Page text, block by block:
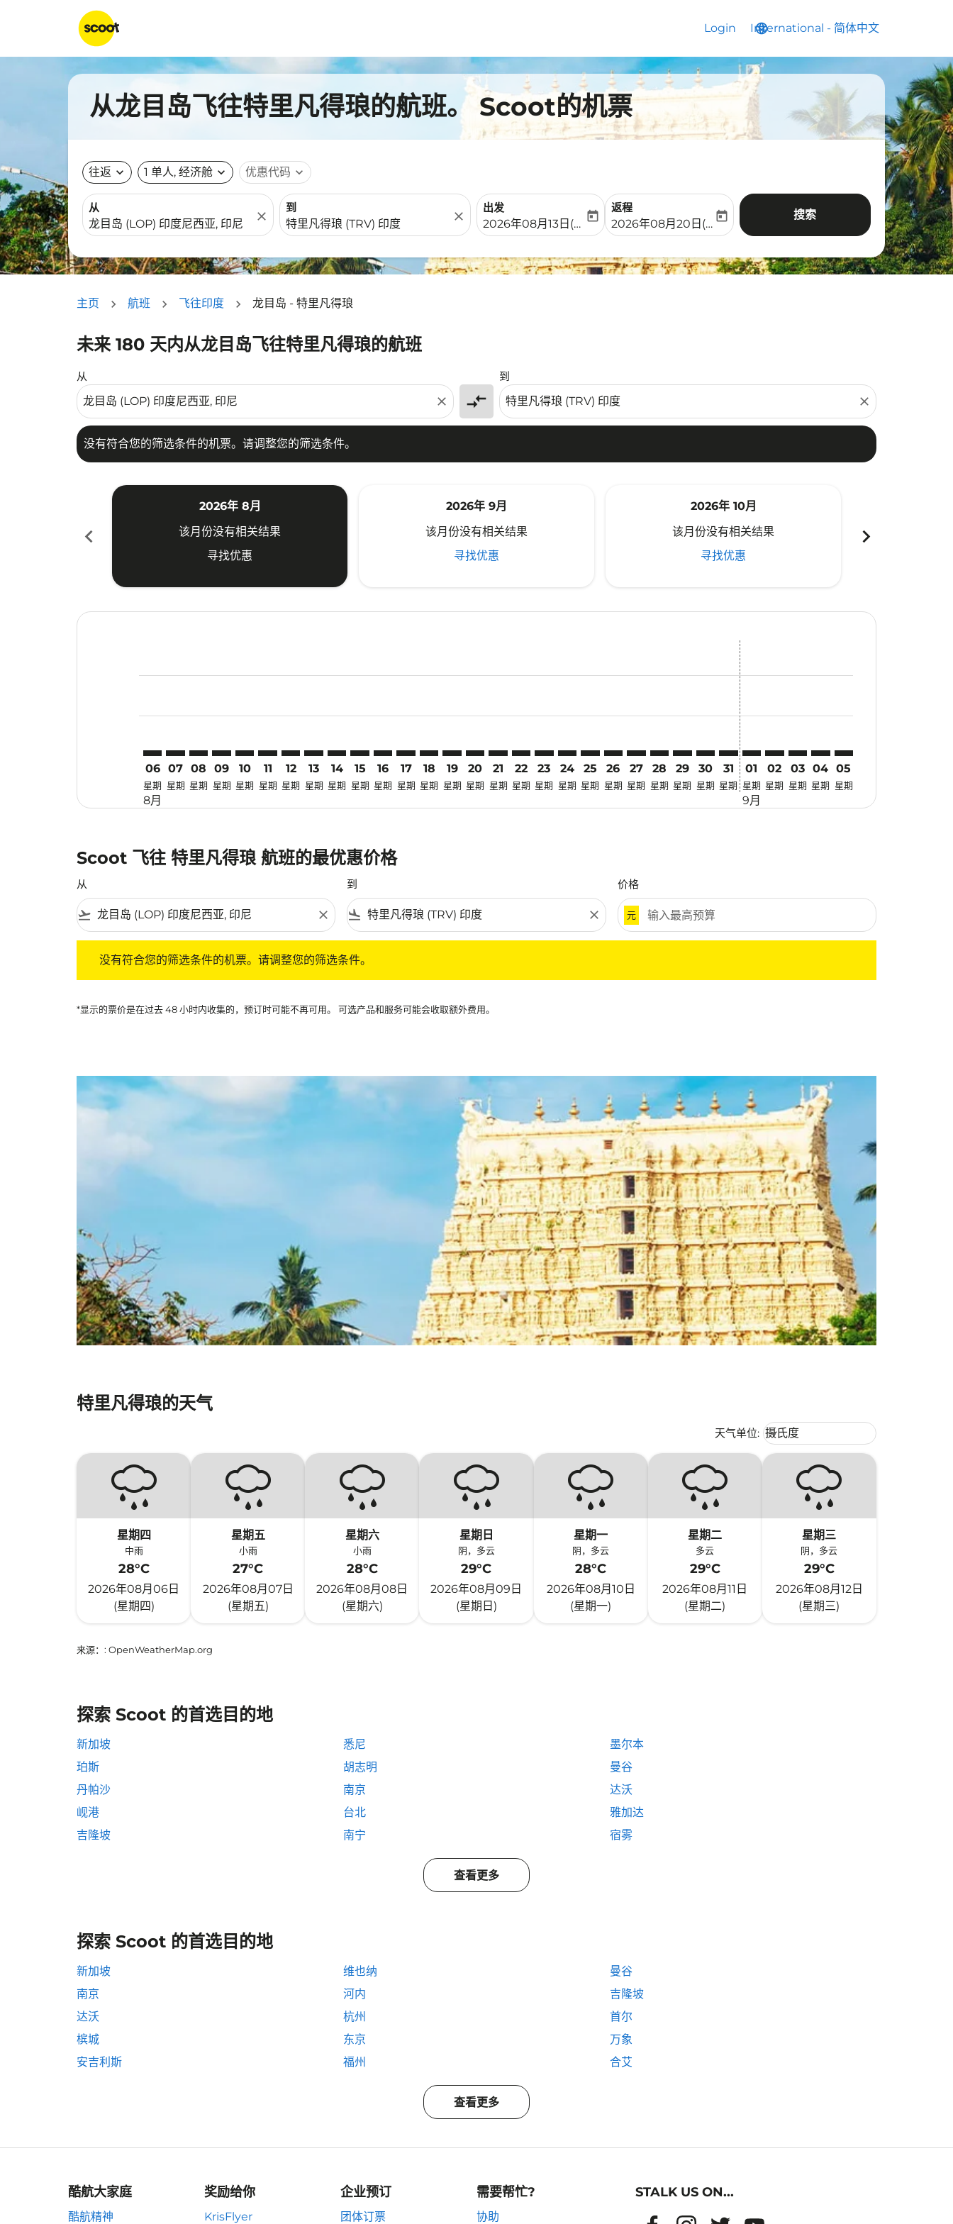
Login language
International - 简体中文
keyboard_arrow_down
从龙目岛飞往特里凡得琅的航班。 Scoot的机票
往返 expand_more 1 单人, 经济舱 expand_more 优惠代码 expand_more
从
close
到
close
出发
fc-booking-departure-date-aria-label
2026年08月13日(周四)
today
返程
fc-booking-return-date-aria-label
2026年08月20日(周四)
today 搜索
主页 航班 飞往印度 龙目岛 - 特里凡得琅
未来 180 天内从龙目岛飞往特里凡得琅的航班
从
close compare_arrows
到
close
没有符合您的筛选条件的机票。请调整您的筛选条件。
没有符合您的筛选条件的机票。请调整您的筛选条件。
chevron_left
2026年 8月
该月份没有相关结果
寻找优惠
2026年 9月
该月份没有相关结果
寻找优惠
2026年 10月
该月份没有相关结果
寻找优惠
chevron_right
06
星期
8月
07
星期
08
星期
09
星期
10
星期
11
星期
12
星期
13
星期
14
星期
15
星期
16
星期
17
星期
18
星期
19
星期
20
星期
21
星期
LOP–TRV: cmp-view-offers-disclaimer. 寻找优惠
22
星期
LOP–TRV: cmp-view-offers-disclaimer. 寻找优惠
23
星期
LOP–TRV: cmp-view-offers-disclaimer. 寻找优惠
24
星期
LOP–TRV: cmp-view-offers-disclaimer. 寻找优惠
25
星期
LOP–TRV: cmp-view-offers-disclaimer. 寻找优惠
26
星期
LOP–TRV: cmp-view-offers-disclaimer. 寻找优惠
27
星期
LOP–TRV: cmp-view-offers-disclaimer. 寻找优惠
28
星期
LOP–TRV: cmp-view-offers-disclaimer. 寻找优惠
29
星期
LOP–TRV: cmp-view-offers-disclaimer. 寻找优惠
30
星期
LOP–TRV: cmp-view-offers-disclaimer. 寻找
31
星期
01
星期
9月
02
星期
03
星期
04
星期
05
星期
Scoot 飞往 特里凡得琅 航班的最优惠价格
从
flight_takeoff close
到
flight_land close
价格
元
没有符合您的筛选条件的机票。请调整您的筛选条件。
*显示的票价是在过去 48 小时内收集的，预订时可能不再可用。 可选产品和服务可能会收取额外费用。
特里凡得琅的天气
天气单位: Weather unit option 摄氏度
摄氏度
keyboard_arrow_down
星期四
中雨
28°C
2026年08月06日
(星期四)
星期五
小雨
27°C
2026年08月07日
(星期五)
星期六
小雨
28°C
2026年08月08日
(星期六)
星期日
阴，多云
29°C
2026年08月09日
(星期日)
星期一
阴，多云
28°C
2026年08月10日
(星期一)
星期二
多云
29°C
2026年08月11日
(星期二)
星期三
阴，多云
29°C
2026年08月12日
(星期三)
来源： : OpenWeatherMap.org
探索 Scoot 的首选目的地
新加坡 悉尼
墨尔本
珀斯
胡志明
曼谷
丹帕沙
南京
达沃
岘港
台北
雅加达
吉隆坡
南宁 宿雾
查看更多
探索 Scoot 的首选目的地
新加坡 维也纳
曼谷
南京
河内
吉隆坡
达沃
杭州
首尔
槟城
东京
万象
安吉利斯
福州 合艾
查看更多
酷航大家庭
酷航精神
奖励给你
KrisFlyer
企业预订
团体订票
需要帮忙?
协助
STALK US ON...